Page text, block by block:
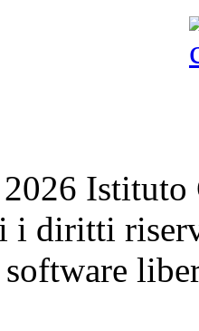
i diritti
software